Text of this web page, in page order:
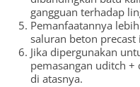
gangguan terhadap
Pemanfaatannya
saluran beton
Jika dipergunakan
pemasangan uditch
di atasnya.